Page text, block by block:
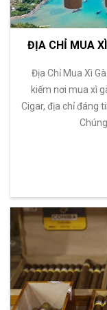
ĐỊA CHỈ MUA
Địa Chỉ Mua Xì
kiếm nơi mua xì
Cigar, địa chỉ đáng